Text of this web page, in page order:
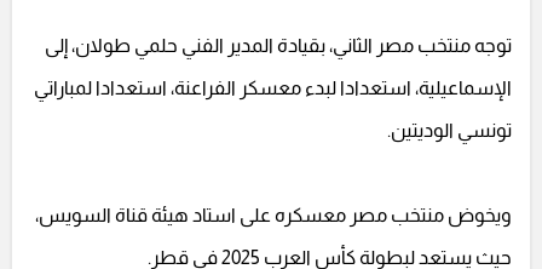
توجه منتخب مصر الثاني، بقيادة المدير الفني حلمي طولان، إلى
الإسماعيلية، استعدادا لبدء معسكر الفراعنة، استعدادا لمباراتي
تونسي الوديتين.
ويخوض منتخب مصر معسكره على استاد هيئة قناة السويس،
حيث يستعد لبطولة كأس العرب 2025 في قطر.